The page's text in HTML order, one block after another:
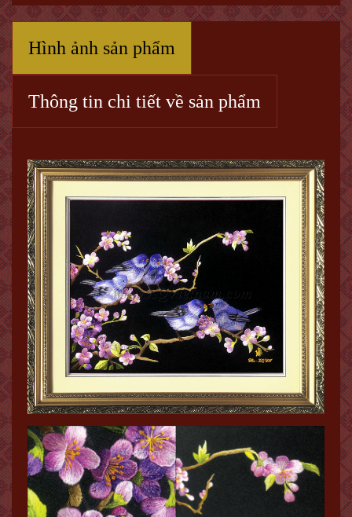
Hình ảnh sản phẩm
Thông tin chi tiết về sản phẩm